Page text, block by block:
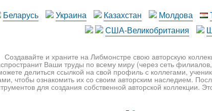
Беларусь Украина Казахстан Молдова
США-Великобритания
Создавайте и храните на Либмонстре свою авторскую
Ваши труды по всему миру (через сеть
делиться ссылкой на свой профиль с коллегами,
чтобы ознакомить их со своим авторским наследием.
для создания собственной авторской коллекции.